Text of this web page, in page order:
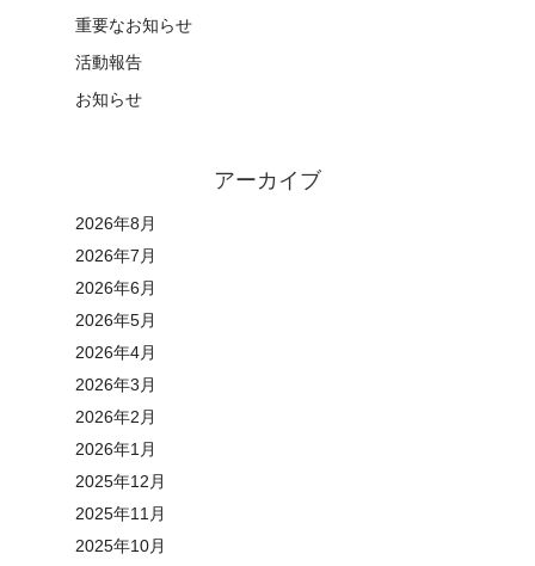
重要なお知らせ
活動報告
お知らせ
アーカイブ
2026年8月
2026年7月
2026年6月
2026年5月
2026年4月
2026年3月
2026年2月
2026年1月
2025年12月
2025年11月
2025年10月